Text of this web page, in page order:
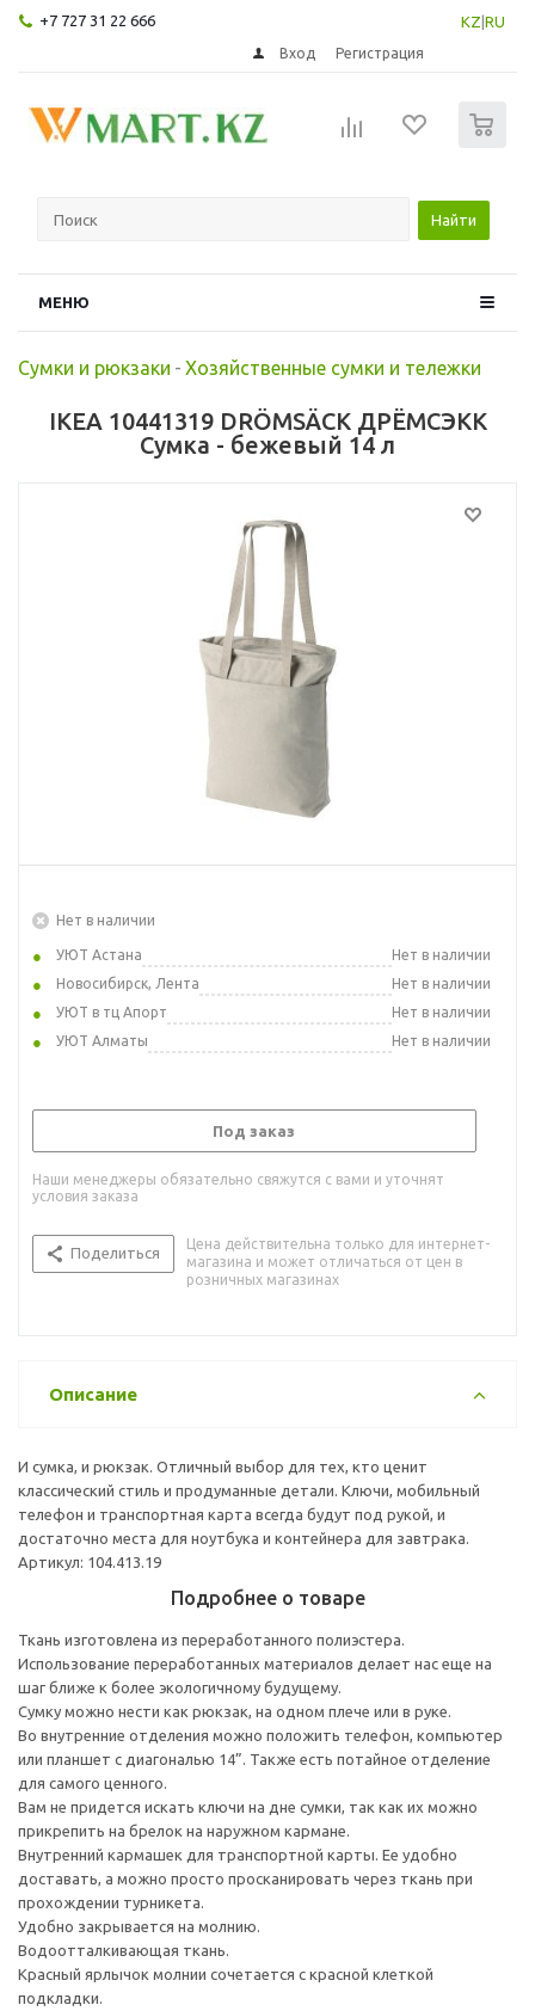
+7 727 31 22 666 KZ RU
Вход Регистрация
Найти
МЕНЮ
Сумки и рюкзаки - Хозяйственные сумки и тележки
IKEA 10441319 DRÖMSÄCK ДРЁМСЭКК
Сумка - бежевый 14 л
Нет в наличии
УЮТ Астана
Нет в наличии
Новосибирск, Лента
Нет в наличии
УЮТ в тц Апорт
Нет в наличии
УЮТ Алматы
Нет в наличии
Под заказ
Наши менеджеры обязательно свяжутся с вами и уточнят
условия заказа
Поделиться
Цена действительна только для интернет-
магазина и может отличаться от цен в
розничных магазинах
Описание
И сумка, и рюкзак. Отличный выбор для тех, кто ценит
классический стиль и продуманные детали. Ключи, мобильный
телефон и транспортная карта всегда будут под рукой, и
достаточно места для ноутбука и контейнера для завтрака.
Артикул: 104.413.19
Подробнее о товаре
Ткань изготовлена из переработанного полиэстера.
Использование переработанных материалов делает нас еще на
шаг ближе к более экологичному будущему.
Сумку можно нести как рюкзак, на одном плече или в руке.
Во внутренние отделения можно положить телефон, компьютер
или планшет с диагональю 14”. Также есть потайное отделение
для самого ценного.
Вам не придется искать ключи на дне сумки, так как их можно
прикрепить на брелок на наружном кармане.
Внутренний кармашек для транспортной карты. Ее удобно
доставать, а можно просто просканировать через ткань при
прохождении турникета.
Удобно закрывается на молнию.
Водоотталкивающая ткань.
Красный ярлычок молнии сочетается с красной клеткой
подкладки.